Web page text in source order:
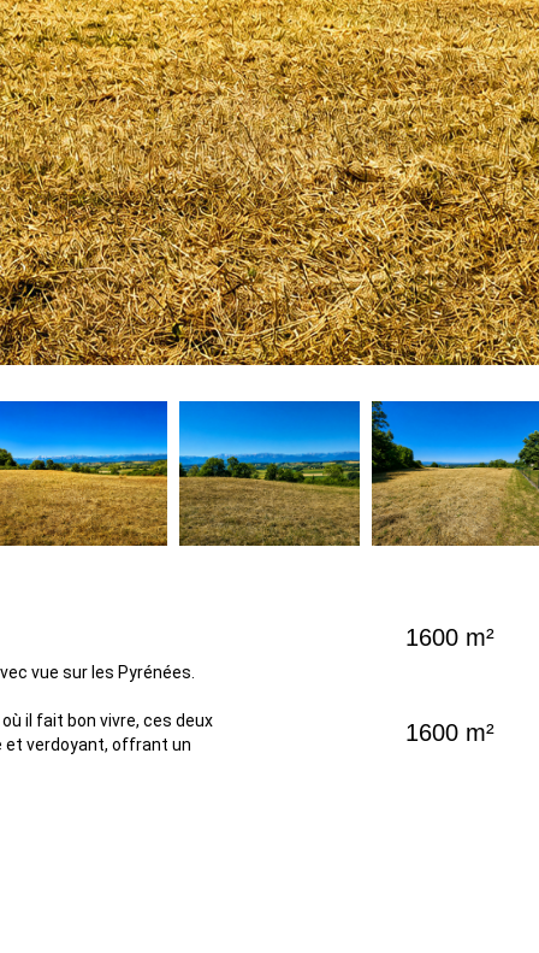
vue sur les Pyrénées.
il fait bon vivre, ces deux
et verdoyant, offrant un
1600 m²
1600 m²